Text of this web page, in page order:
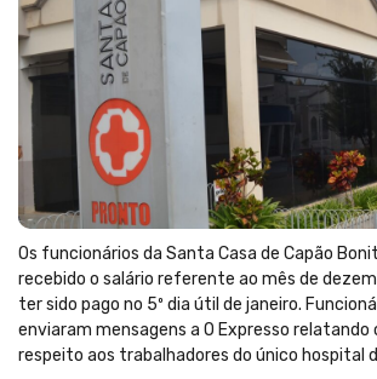
Os funcionários da Santa Casa de Capão
recebido o salário referente ao mês de
ter sido pago no 5º dia útil de janeiro.
enviaram mensagens a O Expresso relatando
respeito aos trabalhadores do único hospital